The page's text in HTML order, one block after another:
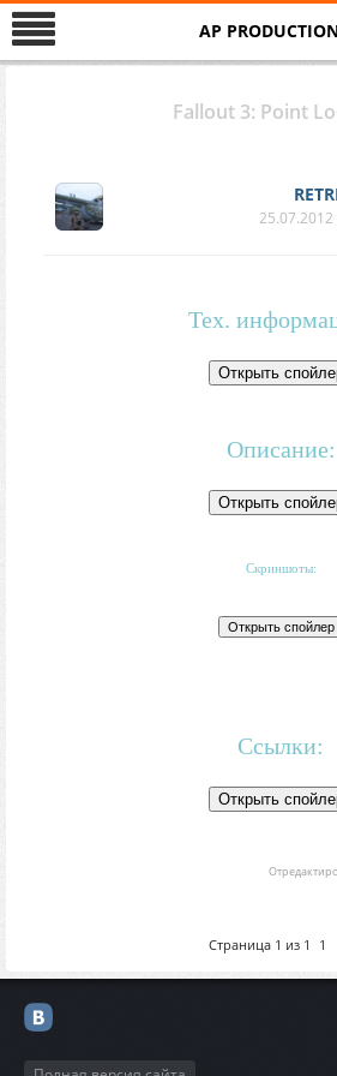
AP
Fallout 3: Point
25.07.2012
Тех.
Описание:
Скриншоты:
Ссылки:
Страница 1 из 1 1